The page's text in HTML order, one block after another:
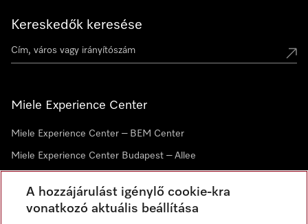
Kereskedők keresése
Miele Experience Center
Miele Experience Center – BEM Center
Miele Experience Center Budapest – Allee
A hozzájárulást igénylő cookie-kra
vonatkozó aktuális beállítása